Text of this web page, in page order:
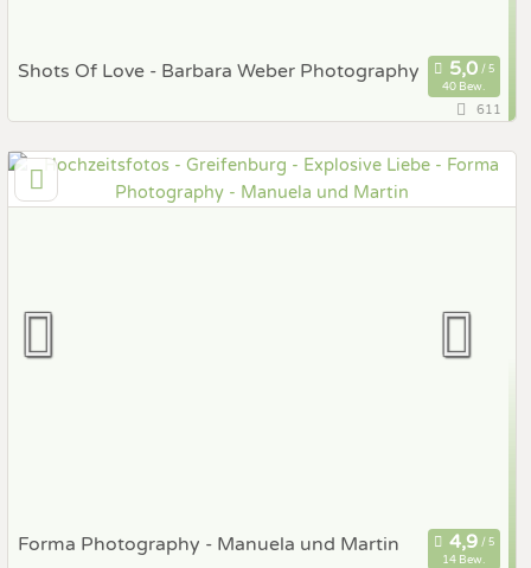
Shots Of Love - Barbara Weber Photography
40 Bew.
6210 Wiesing, Tirol, Österreich
611
Forma Photography - Manuela und Martin
14 Bew.